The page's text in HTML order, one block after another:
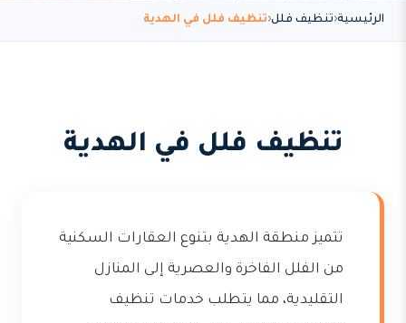
الرئيسية تنظيف فلل تنظيف فلل في الهدية
تنظيف فلل في الهدية
تتميز منطقة الهدية بتنوع العقارات السكنية
من الفلل الفاخرة والعصرية إلى المنازل
التقليدية، مما يتطلب خدمات تنظيف